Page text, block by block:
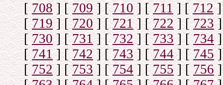
[708] [709] [710] [711] [712]
[719] [720] [721] [722] [723]
[730] [731] [732] [733] [734]
[741] [742] [743] [744] [745]
[752] [753] [754] [755] [756]